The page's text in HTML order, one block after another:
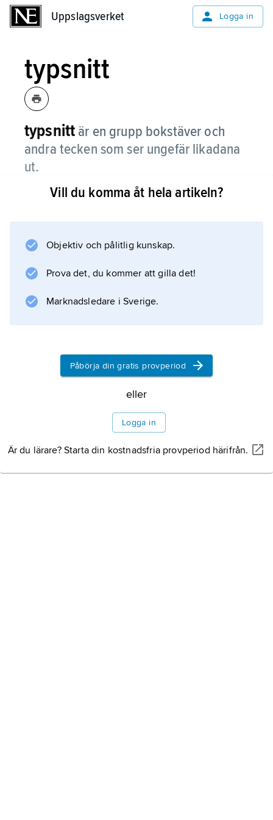
Uppslagsverket Logga in
typsnitt
typsnitt är en grupp bokstäver och
andra tecken som ser ungefär likadana
ut.
Typsnitt kallas också
antikvor och linjärer.
Information om artikeln
Vill du komma åt hela artikeln?
Objektiv och pålitlig kunskap.
Prova det, du kommer att gilla det!
Marknadsledare i Sverige.
Påbörja din gratis provperiod
eller
Logga in
Är du lärare? Starta din kostnadsfria provperiod härifrån.